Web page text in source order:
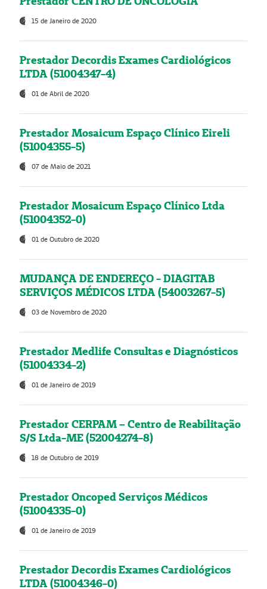
15 de Janeiro de 2020
Prestador Decordis Exames Cardiológicos
LTDA (51004347-4)
01 de Abril de 2020
Prestador Mosaicum Espaço Clínico Eireli
(51004355-5)
07 de Maio de 2021
Prestador Mosaicum Espaço Clínico Ltda
(51004352-0)
01 de Outubro de 2020
MUDANÇA DE ENDEREÇO - DIAGITAB
SERVIÇOS MÉDICOS LTDA (54003267-5)
03 de Novembro de 2020
Prestador Medlife Consultas e Diagnósticos
(51004334-2)
01 de Janeiro de 2019
Prestador CERPAM – Centro de Reabilitação
S/S Ltda-ME (52004274-8)
18 de Outubro de 2019
Prestador Oncoped Serviços Médicos
(51004335-0)
01 de Janeiro de 2019
Prestador Decordis Exames Cardiológicos
LTDA (51004346-0)